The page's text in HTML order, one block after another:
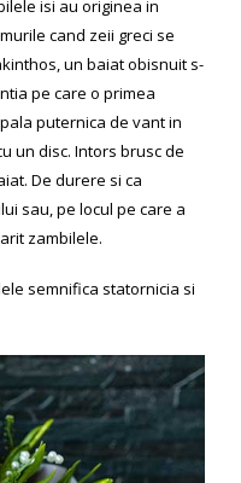
isi au originea in
cand zeii greci se
un baiat obisnuit s-
pe care o primea
puternica de vant in
un disc. Intors brusc de
De durere si ca
sau, pe locul pe care a
zambilele.
semnifica statornicia si